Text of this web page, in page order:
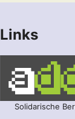
Links
Solidarische